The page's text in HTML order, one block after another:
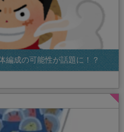
編成の可能性が話題に！？